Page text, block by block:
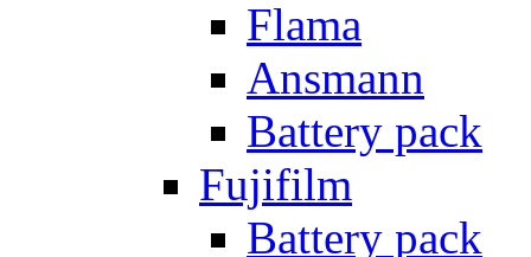
Flama
Ansmann
Battery pack
Fujifilm
Battery pack